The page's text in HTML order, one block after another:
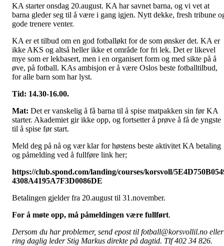
KA starter onsdag 20.august. KA har savnet barna, og vi vet at
barna gleder seg til å være i gang igjen. Nytt dekke, fresh tribune
gode trenere venter.
KA er et tilbud om en god fotballøkt for de som ønsker det. KA er
ikke AKS og altså heller ikke et område for fri lek. Det er likevel
mye som er lekbasert, men i en organisert form og med sikte på å
øve, på fotball. KAs ambisjon er å være Oslos beste fotballtilbud,
for alle barn som har lyst.
Tid: 14.30-16.00.
Mat: Det er vanskelig å få barna til å spise matpakken sin før KA
starter. Akademiet gir ikke opp, og fortsetter å prøve å få de yngste
til å spise før start.
Meld deg på nå og vær klar for høstens beste aktivitet KA betaling
og påmelding ved å fullføre link her;
https://club.spond.com/landing/courses/korsvoll/
4308A4195A7F3D0086DE
Betalingen gjelder fra 20.august til 31.november.
For å møte opp, må påmeldingen være fullført.
Dersom du har problemer, send epost til fotball@korsvollil.no eller
ring daglig leder Stig Markus direkte på dagtid. Tlf 402 34 826.